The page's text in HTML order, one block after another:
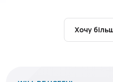
Хочу
It’s not only